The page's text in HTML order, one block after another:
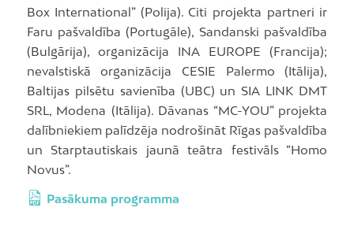
Box International” (Polija). Citi projekta partneri ir
Faru pašvaldība (Portugāle), Sandanski pašvaldība
(Bulgārija), organizācija INA EUROPE (Francija);
nevalstiskā organizācija CESIE Palermo (Itālija),
Baltijas pilsētu savienība (UBC) un SIA LINK DMT
SRL, Modena (Itālija). Dāvanas “MC-YOU” projekta
dalībniekiem palīdzēja nodrošināt Rīgas pašvaldība
un Starptautiskais jaunā teātra festivāls “Homo
Novus”.
Pasākuma programma